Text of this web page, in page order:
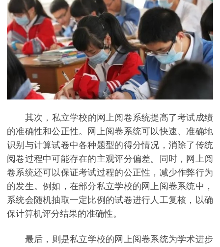
其次，私立学校的网上阅卷系统提高了考试成绩
的准确性和公正性。网上阅卷系统可以快速、准确地
识别与计算试卷中各种题型的得分情况，消除了传统
阅卷过程中可能存在的主观评分偏差。同时，网上阅
卷系统还可以保证考试过程的公正性，减少作弊行为
的发生。例如，在部分私立学校的网上阅卷系统中，
系统会随机抽取一定比例的试卷进行人工复核，以确
保计算机评分结果的准确性。
最后，则是私立学校的网上阅卷系统为学术进步